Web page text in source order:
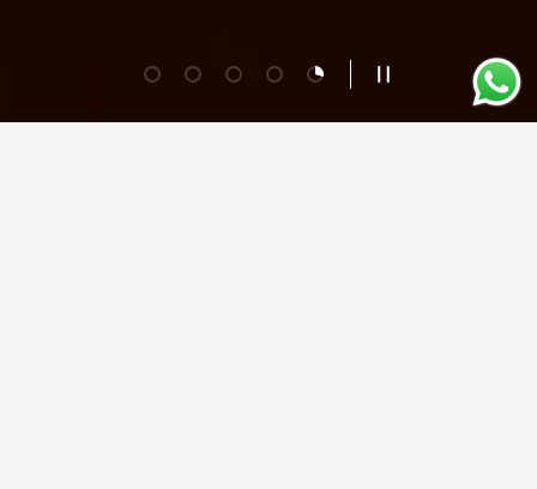
Folie laden 1 von 5
Folie laden 2 von 5
Folie laden 3 von 5
Folie laden 4 von 5
Folie laden 5 von 5
Slideshow